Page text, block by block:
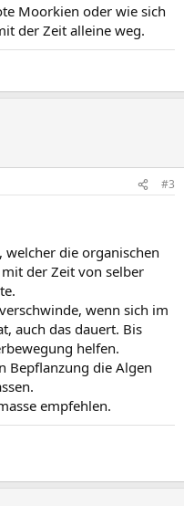
Moorkien oder wie sich
der Zeit alleine weg.
#3
welcher die organischen
der Zeit von selber
wenn sich im
auch das dauert. Bis
helfen.
Bepflanzung die Algen
empfehlen.